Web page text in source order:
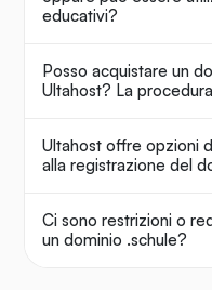
educativi?
Posso acquistare un
Ultahost? La
Ultahost offre opzioni
alla registrazione del
Ci sono restrizioni o
un dominio .schule?